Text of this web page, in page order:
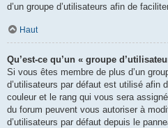
d’un groupe d’utilisateurs afin de
Haut
Qu’est-ce qu’un « groupe
Si vous êtes membre de plus d’un
d’utilisateurs par défaut est utilisé afin
couleur et le rang qui vous sera
du forum peuvent vous autoriser à
d’utilisateurs par défaut depuis le